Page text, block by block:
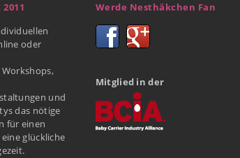
oder
und
das nötige
für einen
glückliche
Werde Nesthäkchen Fan
Mitglied in der